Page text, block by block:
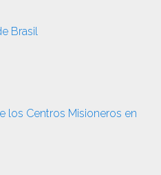
Brasil
los Centros Misioneros en